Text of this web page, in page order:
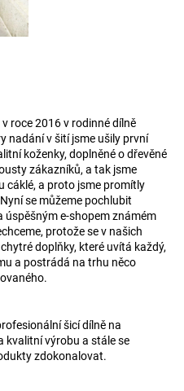
roce 2016 v rodinné dílně
nadání v šití jsme ušily první
koženky, doplněné o dřevěné
zákazníků, a tak jsme
cáklé, a proto jsme promítly
se můžeme pochlubit
e-shopem známém
protože se v našich
doplňky, které uvítá každý,
a postrádá na trhu něco
šicí dílně na
kvalitní výrobu a stále se
zdokonalovat.